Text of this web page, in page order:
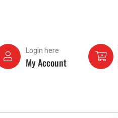
Login here
My Account